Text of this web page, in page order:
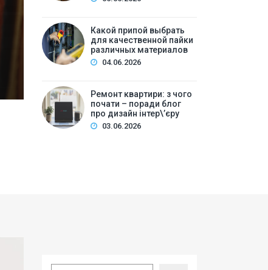
робіт та обладнанняЛегкий косметичний
вечірній часКори…
Какой припой выбрать
для качественной пайки
различных материалов
04.06.2026
Ремонт квартири: з чого
почати – поради блог
про дизайн інтер\’єру
03.06.2026